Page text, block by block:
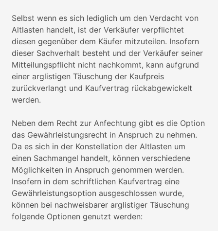
Selbst wenn es sich lediglich um den Verdacht von
Altlasten handelt, ist der Verkäufer verpflichtet
diesen gegenüber dem Käufer mitzuteilen. Insofern
dieser Sachverhalt besteht und der Verkäufer seiner
Mitteilungspflicht nicht nachkommt, kann aufgrund
einer arglistigen Täuschung der Kaufpreis
zurückverlangt und Kaufvertrag rückabgewickelt
werden.
Neben dem Recht zur Anfechtung gibt es die Option
das Gewährleistungsrecht in Anspruch zu nehmen.
Da es sich in der Konstellation der Altlasten um
einen Sachmangel handelt, können verschiedene
Möglichkeiten in Anspruch genommen werden.
Insofern in dem schriftlichen Kaufvertrag eine
Gewährleistungsoption ausgeschlossen wurde,
können bei nachweisbarer arglistiger Täuschung
folgende Optionen genutzt werden: